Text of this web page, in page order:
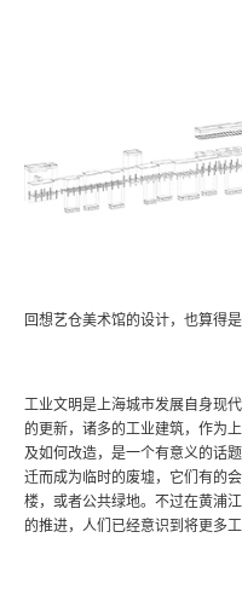
回想艺仓美术馆的设计，也算得
工业文明是上海城市发展自身现
的更新，诸多的工业建筑，作为
及如何改造，是一个有意义的话
迁而成为临时的废墟，它们有的
楼，或者公共绿地。不过在黄浦
的推进，人们已经意识到将更多